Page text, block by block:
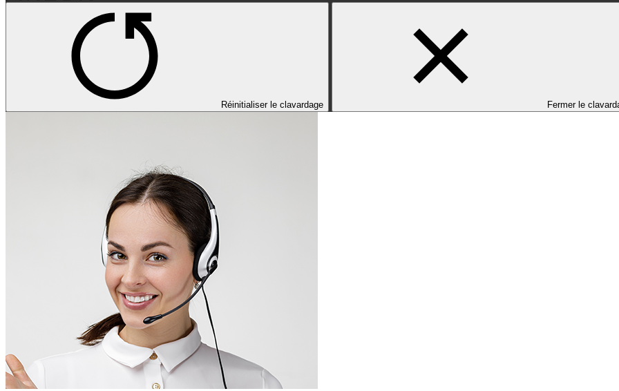
Réinitialiser le clavardage Fermer le